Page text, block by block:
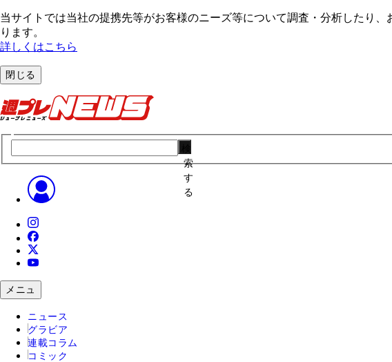
当サイトでは当社の提携先等がお客様のニーズ等について調査・分析したり
ります。
詳しくはこちら
閉じる
索
す
る
メニュ
ニュース
グラビア
連載コラム
コミック